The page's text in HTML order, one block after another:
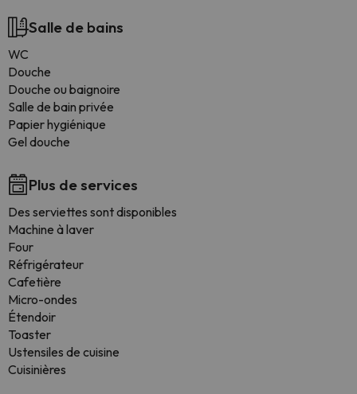
Salle de bains
WC
Douche
Douche ou baignoire
Salle de bain privée
Papier hygiénique
Gel douche
Plus de services
Des serviettes sont disponibles
Machine à laver
Four
Réfrigérateur
Cafetière
Micro-ondes
Étendoir
Toaster
Ustensiles de cuisine
Cuisinières